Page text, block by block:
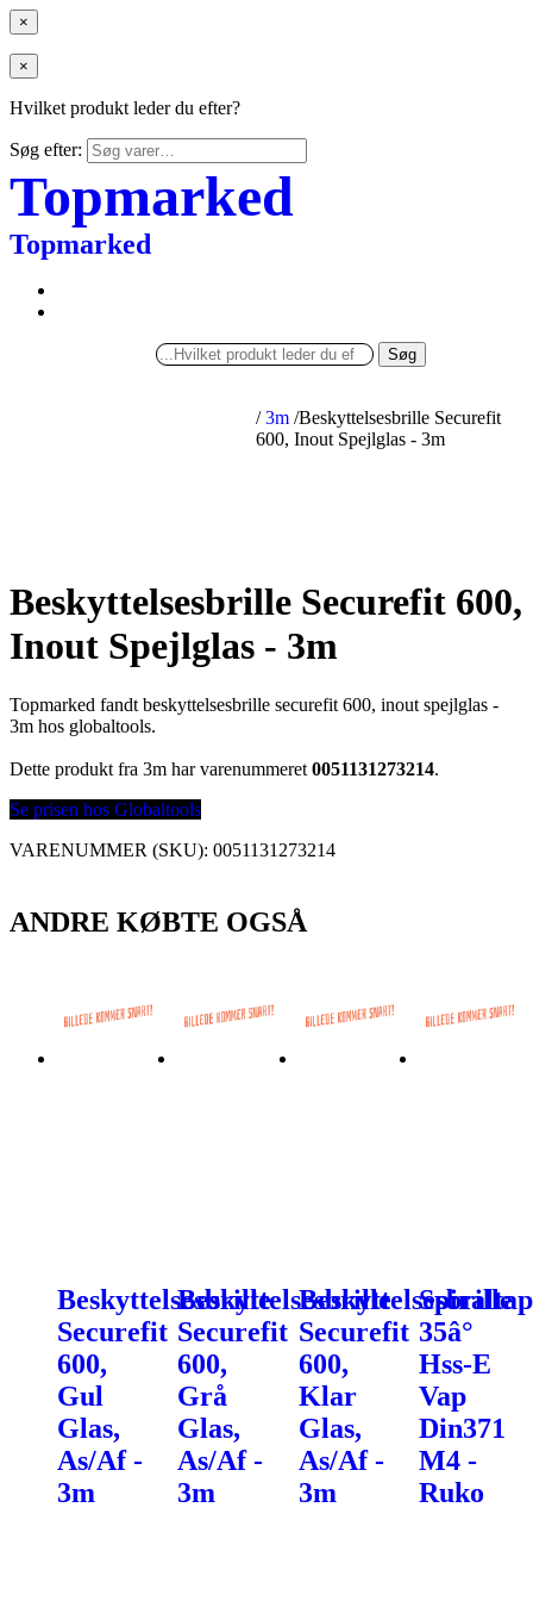
×
×
Hvilket produkt leder du efter?
Søg efter:
Topmarked
Topmarked
Søg
/ 3m /Beskyttelsesbrille Securefit
600, Inout Spejlglas - 3m
Beskyttelsesbrille Securefit 600,
Inout Spejlglas - 3m
Topmarked fandt beskyttelsesbrille securefit 600, inout spejlglas -
3m hos globaltools.
Dette produkt fra 3m har varenummeret 0051131273214.
Se prisen hos Globaltools
VARENUMMER (SKU): 0051131273214
ANDRE KØBTE OGSÅ
Beskyttelsesbrille
Securefit
600,
Gul
Glas,
As/Af -
3m
Beskyttelsesbrille
Securefit
600,
Grå
Glas,
As/Af -
3m
Beskyttelsesbrille
Securefit
600,
Klar
Glas,
As/Af -
3m
Spiraltap
35â°
Hss-E
Vap
Din371
M4 -
Ruko